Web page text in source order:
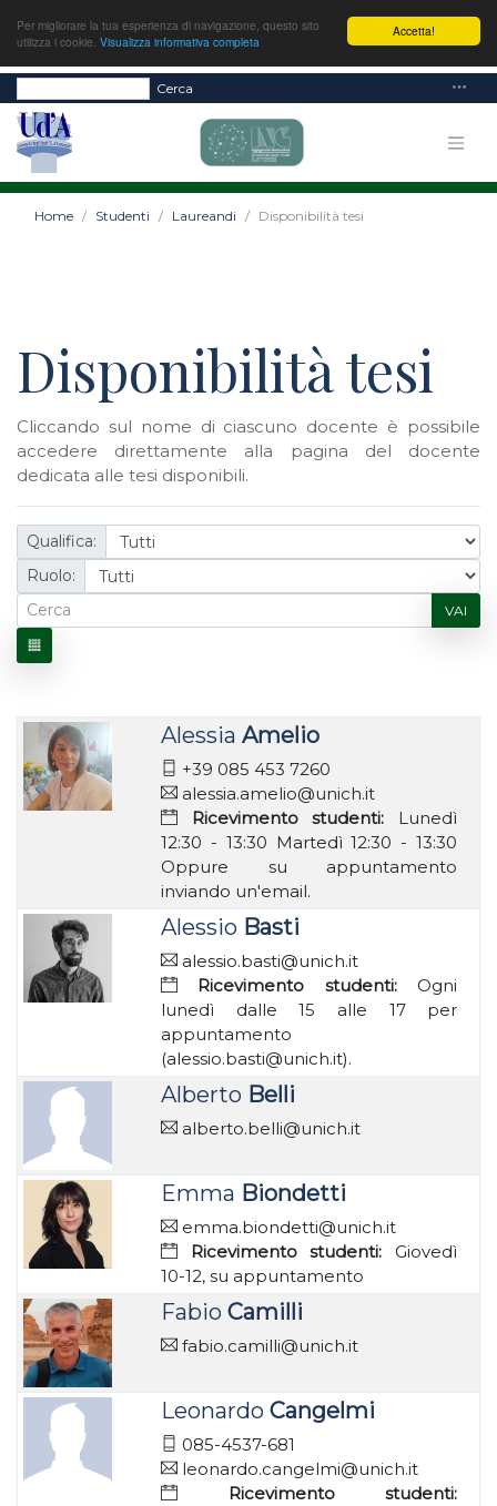
Accetta!
Per migliorare la tua esperienza di navigazione, questo sito
utilizza i cookie. Visualizza informativa completa
Cerca
Home Studenti Laureandi Disponibilità tesi
Disponibilità tesi
Cliccando sul nome di ciascuno docente è possibile
accedere direttamente alla pagina del docente
dedicata alle tesi disponibili.
Qualifica:
Ruolo:
VAI
Alessia Amelio
+39 085 453 7260
alessia.amelio@unich.it
Ricevimento studenti: Lunedì
12:30 - 13:30 Martedì 12:30 - 13:30
Oppure su appuntamento
inviando un'email.
Alessio Basti
alessio.basti@unich.it
Ricevimento studenti: Ogni
lunedì dalle 15 alle 17 per
appuntamento
(alessio.basti@unich.it).
Alberto Belli
alberto.belli@unich.it
Emma Biondetti
emma.biondetti@unich.it
Ricevimento studenti:Giovedì
10-12, su appuntamento
Fabio Camilli
fabio.camilli@unich.it
Leonardo Cangelmi
085-4537-681
leonardo.cangelmi@unich.it
Ricevimento studenti: